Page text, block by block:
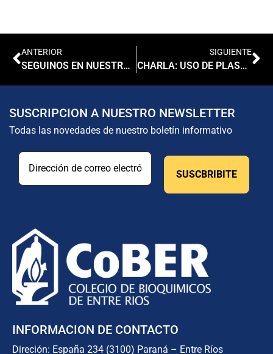
ANTERIOR
SEGUINOS EN NUESTRO CANAL DE YOUTUBE
SIGUIENTE
CHARLA: USO DE PLASMA DE CONVALECIENTES COVID19
SUSCRIPCION A NUESTRO NEWSLETTER
Todas las novedades de nuestro boletín informativo
INFORMACION DE CONTACTO
Direción: España 234 (3100) Paraná – Entre Ríos